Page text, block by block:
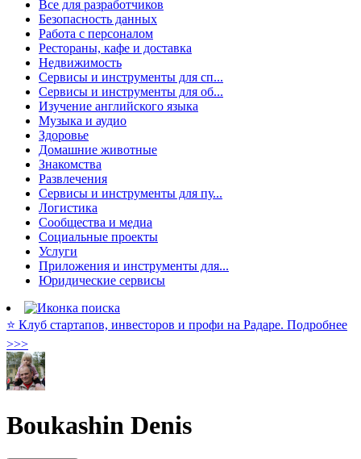
Все для разработчиков
Безопасность данных
Работа с персоналом
Рестораны, кафе и доставка
Недвижимость
Сервисы и инструменты для сп...
Сервисы и инструменты для об...
Изучение английского языка
Музыка и аудио
Здоровье
Домашние животные
Знакомства
Развлечения
Сервисы и инструменты для пу...
Логистика
Сообщества и медиа
Социальные проекты
Услуги
Приложения и инструменты для...
Юридические сервисы
⭐️ Клуб стартапов, инвесторов и профи на Радаре. Подробнее
>>>
Boukashin Denis